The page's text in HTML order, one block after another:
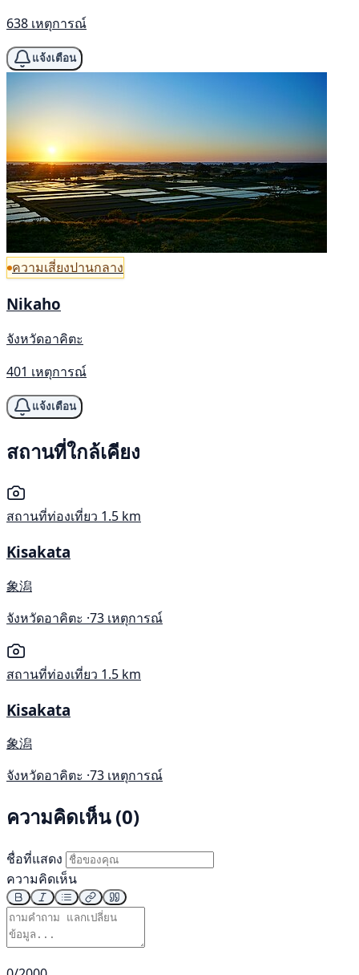
638 เหตุการณ์
แจ้งเตือน
ความเสี่ยงปานกลาง
Nikaho
จังหวัดอาคิตะ
401 เหตุการณ์
แจ้งเตือน
สถานที่ใกล้เคียง
สถานที่ท่องเที่ยว 1.5 km
Kisakata
象潟
จังหวัดอาคิตะ ·73 เหตุการณ์
สถานที่ท่องเที่ยว 1.5 km
Kisakata
象潟
จังหวัดอาคิตะ ·73 เหตุการณ์
ความคิดเห็น (0)
ชื่อที่แสดง
ความคิดเห็น